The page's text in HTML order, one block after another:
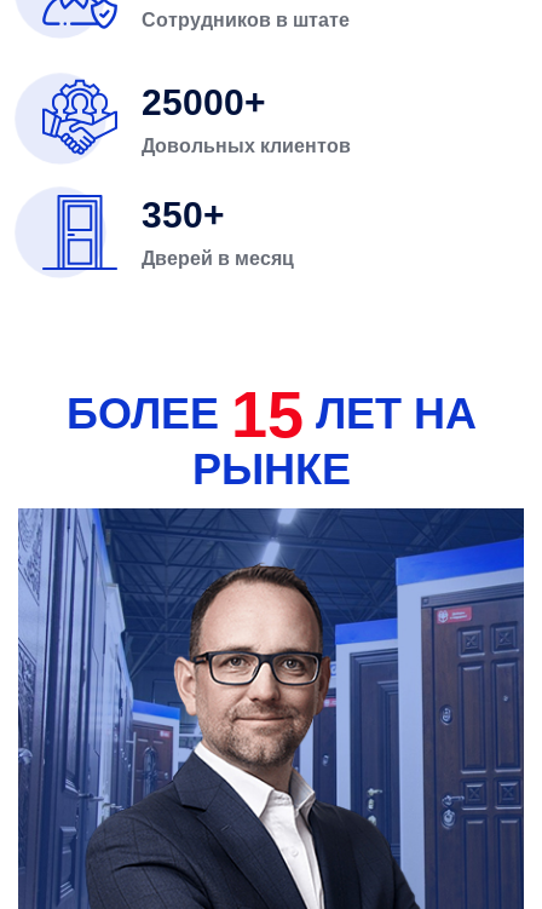
Сотрудников в штате
25000
Довольных клиентов
350
Дверей в месяц
БОЛЕЕ 15 ЛЕТ НА
РЫНКЕ